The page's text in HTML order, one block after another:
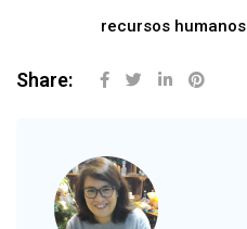
recursos humanos
Share: